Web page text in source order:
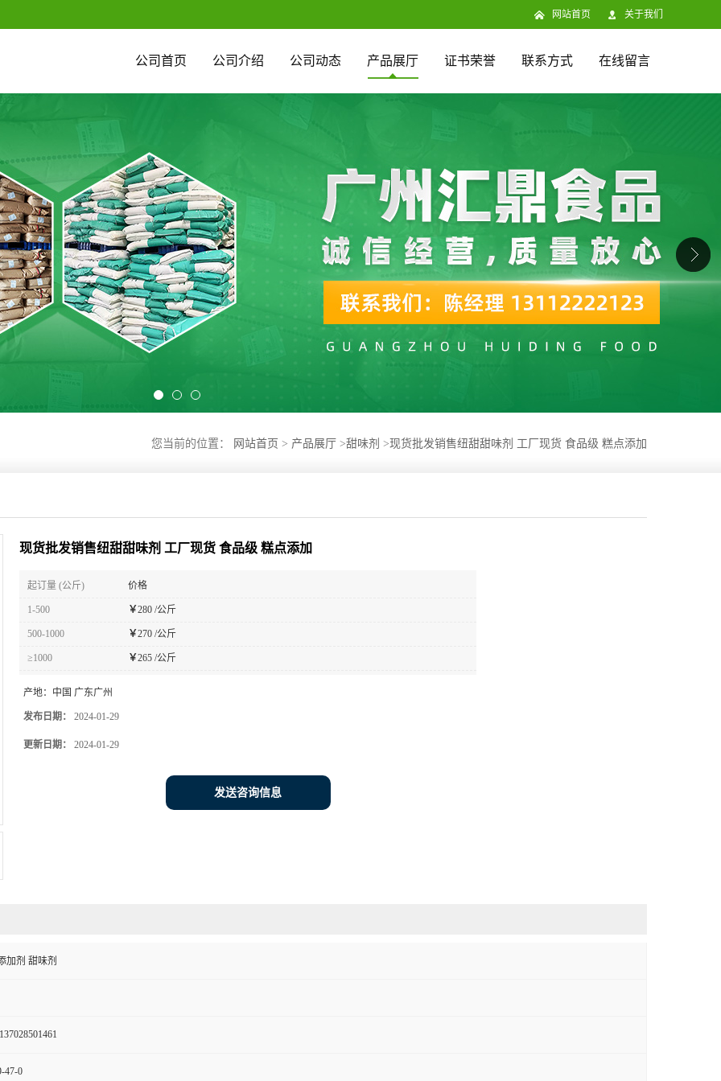
网站首页 关于我们
公司首页 公司介绍 公司动态 产品展厅 证书荣誉 联系方式 在线留言
您当前的位置： 网站首页 > 产品展厅 >甜味剂 >现货批发销售纽甜甜味剂 工厂现货 食品级 糕点添加
现货批发销售纽甜甜味剂 工厂现货 食品级 糕点添加
起订量 (公斤) 价格
1-500 ￥280 /公斤
500-1000 ￥270 /公斤
≥1000 ￥265 /公斤
产地： 中国 广东广州
发布日期： 2024-01-29
更新日期： 2024-01-29
发送咨询信息
加剂 甜味剂
47-0